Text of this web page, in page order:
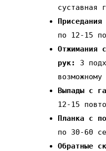
суставная
по 12-15
Отжимания
рук:
3
возможному
Выпады с
12-15
Планка с
по 30-60
Обратные